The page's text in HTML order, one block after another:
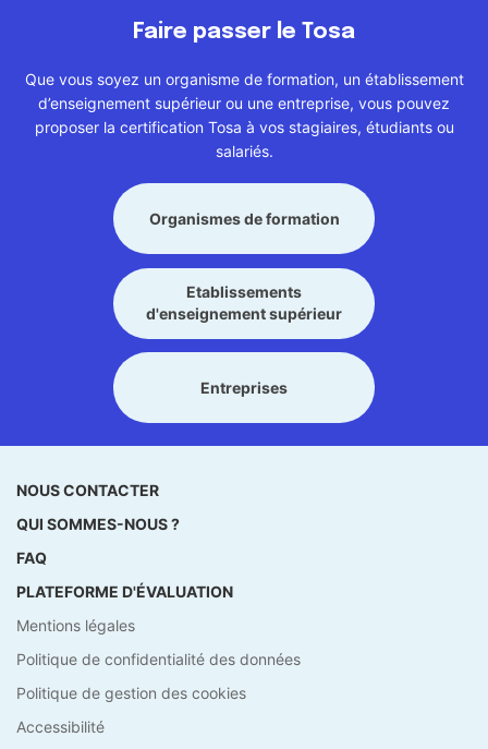
Faire passer le Tosa
Que vous soyez un organisme de formation, un établissement
d’enseignement supérieur ou une entreprise, vous pouvez
proposer la certification Tosa à vos stagiaires, étudiants ou
salariés.
Organismes de formation
Etablissements
d'enseignement supérieur
Entreprises
NOUS CONTACTER
QUI SOMMES-NOUS ?
FAQ
PLATEFORME D'ÉVALUATION
Mentions légales
Politique de confidentialité des données
Politique de gestion des cookies
Accessibilité